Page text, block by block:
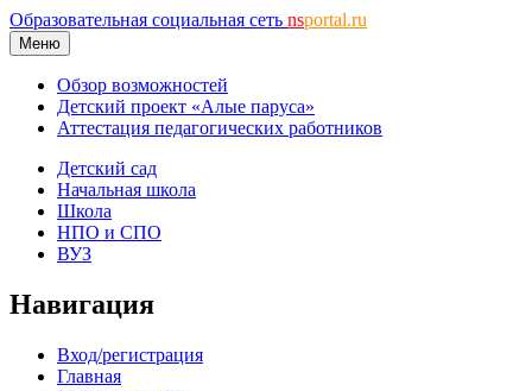
Образовательная социальная сеть nsportal.ru
Меню
Обзор возможностей
Детский проект «Алые паруса»
Аттестация педагогических работников
Детский сад
Начальная школа
Школа
НПО и СПО
ВУЗ
Навигация
Вход/регистрация
Главная